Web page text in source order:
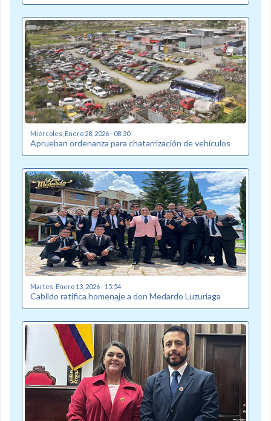
Miércoles, Enero 28, 2026 - 08:30
Aprueban ordenanza para chatarrización de vehículos
Martes, Enero 13, 2026 - 15:54
Cabildo ratifica homenaje a don Medardo Luzuriaga